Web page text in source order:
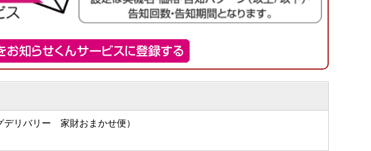
デリバリー 家財おまかせ便）